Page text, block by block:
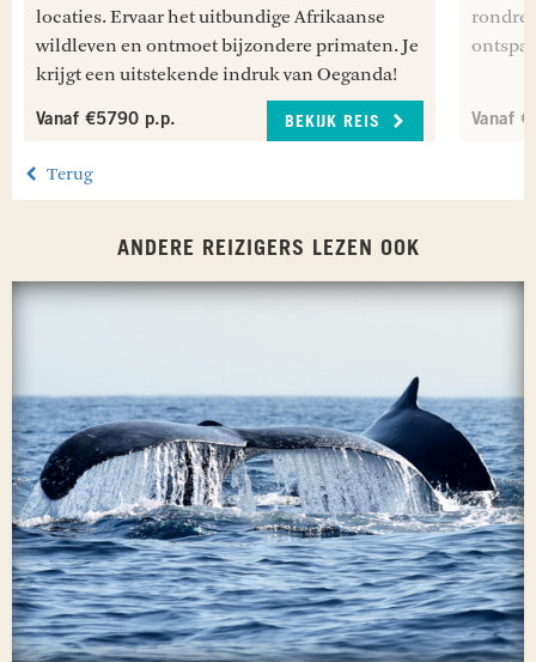
locaties. Ervaar het uitbundige Afrikaanse
wildleven en ontmoet bijzondere primaten. Je
krijgt een uitstekende indruk van Oeganda!
Vanaf €5790 p.p. BEKIJK REIS Vanaf
Terug
ANDERE REIZIGERS LEZEN OOK